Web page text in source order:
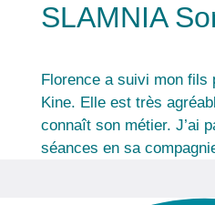
SLAMNIA
Florence a suivi mon fils
Kine. Elle est très
connaît son métier. J’ai
séances en sa